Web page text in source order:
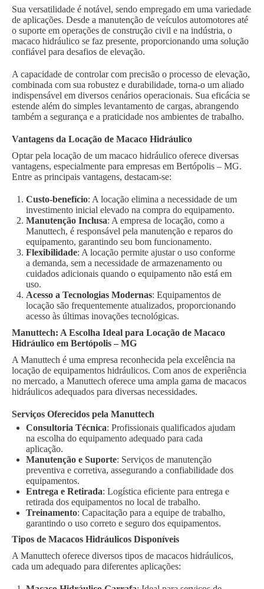
Sua versatilidade é notável, sendo empregado em uma variedade
de aplicações. Desde a manutenção de veículos automotores até
o suporte em operações de construção civil e na indústria, o
macaco hidráulico se faz presente, proporcionando uma solução
confiável para desafios de elevação.
A capacidade de controlar com precisão o processo de elevação,
combinada com sua robustez e durabilidade, torna-o um aliado
indispensável em diversos cenários operacionais. Sua eficácia se
estende além do simples levantamento de cargas, abrangendo
também a segurança e a praticidade nos ambientes de trabalho.
Vantagens da Locação de Macaco Hidráulico
Optar pela locação de um macaco hidráulico oferece diversas
vantagens, especialmente para empresas em Bertópolis – MG.
Entre as principais vantagens, destacam-se:
Custo-benefício: A locação elimina a necessidade de um
investimento inicial elevado na compra do equipamento.
Manutenção Inclusa: A empresa de locação, como a
Manuttech, é responsável pela manutenção e reparos do
equipamento, garantindo seu bom funcionamento.
Flexibilidade: A locação permite ajustar o uso conforme
a demanda, sem a necessidade de armazenamento ou
cuidados adicionais quando o equipamento não está em
uso.
Acesso a Tecnologias Modernas: Equipamentos de
locação são frequentemente atualizados, proporcionando
acesso às últimas inovações tecnológicas.
Manuttech: A Escolha Ideal para Locação de Macaco
Hidráulico em Bertópolis – MG
A Manuttech é uma empresa reconhecida pela excelência na
locação de equipamentos hidráulicos. Com anos de experiência
no mercado, a Manuttech oferece uma ampla gama de macacos
hidráulicos adequados para diversas necessidades.
Serviços Oferecidos pela Manuttech
Consultoria Técnica: Profissionais qualificados ajudam
na escolha do equipamento adequado para cada
aplicação.
Manutenção e Suporte: Serviços de manutenção
preventiva e corretiva, assegurando a confiabilidade dos
equipamentos.
Entrega e Retirada: Logística eficiente para entrega e
retirada dos equipamentos no local de trabalho.
Treinamento: Capacitação para a equipe de trabalho,
garantindo o uso correto e seguro dos equipamentos.
Tipos de Macacos Hidráulicos Disponíveis
A Manuttech oferece diversos tipos de macacos hidráulicos,
cada um adequado para diferentes aplicações: